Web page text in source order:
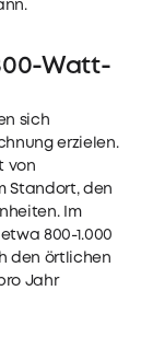
Watt-
sich
erzielen.
von
Standort, den
Im
800-1.000
den örtlichen
Jahr